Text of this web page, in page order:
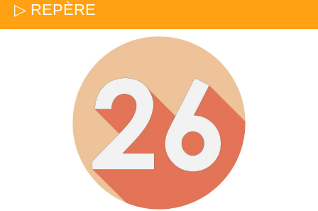
▷ REPÈRE